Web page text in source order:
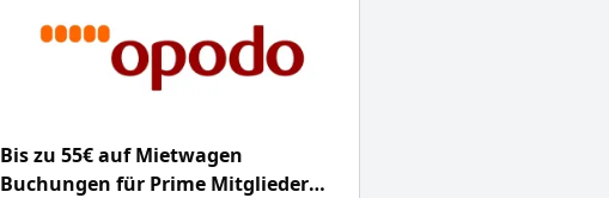
Bis zu 55€ auf Mietwagen
Buchungen für Prime Mitglieder